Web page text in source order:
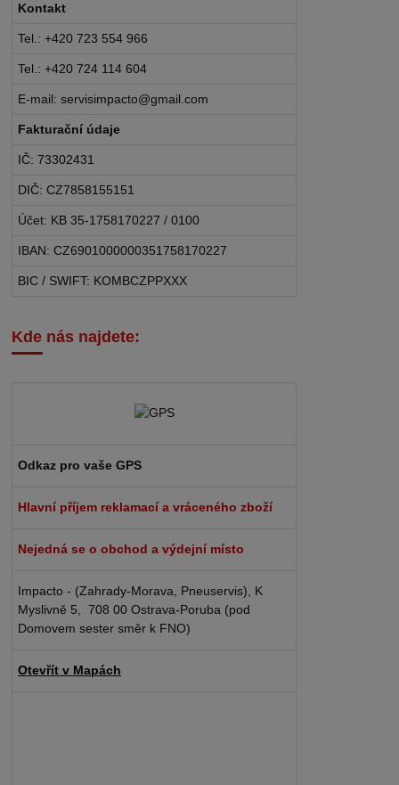
Kontakt
Tel.: +420 723 554 966
Tel.: +420 724 114 604
E-mail: servisimpacto@gmail.com
Fakturační údaje
IČ: 73302431
DIČ: CZ7858155151
Účet: KB 35-1758170227 / 0100
IBAN: CZ6901000000351758170227
BIC / SWIFT: KOMBCZPPXXX
Kde nás najdete:
Odkaz pro vaše GPS
Hlavní příjem reklamací a vráceného zboží
Nejedná se o obchod a výdejní místo
Impacto - (Zahrady-Morava, Pneuservis), K
Myslivně 5, 708 00 Ostrava-Poruba (pod
Domovem sester směr k FNO)
Otevřít v Mapách